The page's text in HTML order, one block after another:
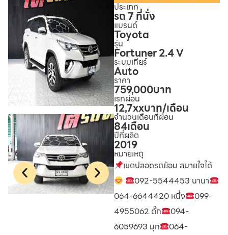
ประเภท
รถ 7 ที่นั่ง
แบรนด์
Toyota
รุ่น
Fortuner 2.4 V
ระบบเกียร์
Auto
ราคา
759,000บาท
เรทผ่อน
12,7xxบาท/เดือน
จำนวนเดือนที่ผ่อน
84เดือน
ปีที่ผลิต
2019
หมายเหตุ
เขตปลอดรถย้อม สบายใจได้
092-5544453 นานา
064-6644420 หนึ่ง
099-
4955062 ตั๊ก
094-
6059693 มุก
064-